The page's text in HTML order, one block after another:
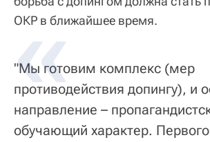
ОКР в ближайшее время.
"Мы готовим комплекс (мер
противодействия допингу), и
направление –
обучающий характер.